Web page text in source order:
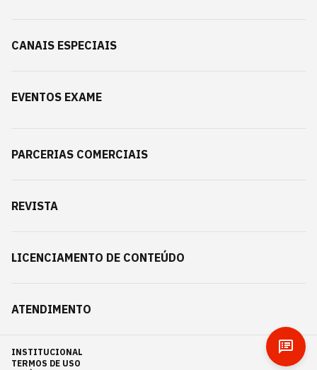
CANAIS ESPECIAIS
EVENTOS EXAME
PARCERIAS COMERCIAIS
REVISTA
LICENCIAMENTO DE CONTEÚDO
ATENDIMENTO
INSTITUCIONAL
TERMOS DE USO